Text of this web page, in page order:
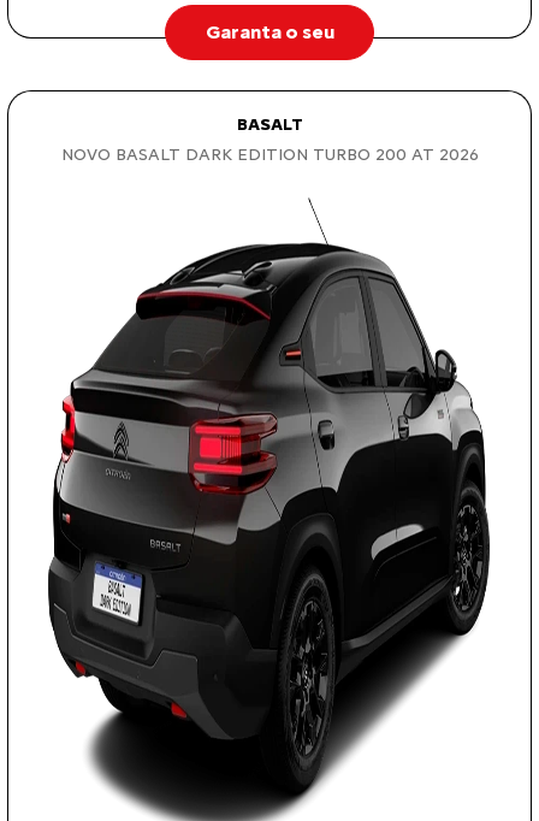
Garanta o seu
BASALT
NOVO BASALT DARK EDITION TURBO 200 AT 2026